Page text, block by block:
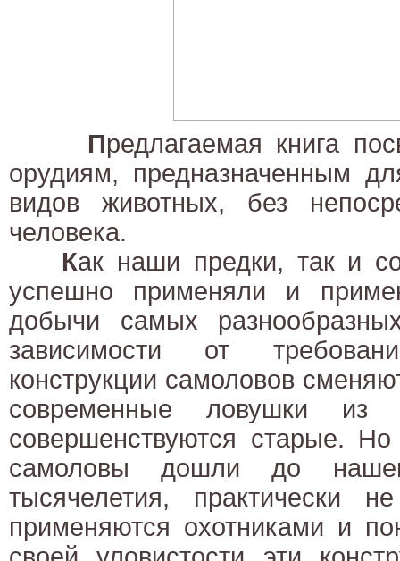
Предлагаемая книга
орудиям, предназначенным
видов животных, без
человека.
Как наши предки, так и
успешно применяли и
добычи самых
зависимости от
конструкции самоловов
современные ловушки из
совершенствуются старые.
самоловы дошли до
тысячелетия, практически
применяются охотниками и